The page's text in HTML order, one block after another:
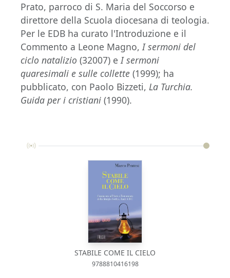
Prato, parroco di S. Maria del Soccorso e
direttore della Scuola diocesana di teologia.
Per le EDB ha curato l'Introduzione e il
Commento a Leone Magno,I sermoni del
ciclo natalizio (32007) eI sermoni
quaresimali e sulle collette (1999); ha
pubblicato, con Paolo Bizzeti, La Turchia.
Guida per i cristiani (1990).
STABILE COME IL CIELO
9788810416198